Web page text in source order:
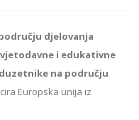
djelovanja
i edukativne
na području
Europska unija iz